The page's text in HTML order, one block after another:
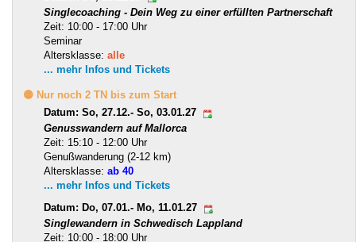
Singlecoaching - Dein Weg zu einer erfüllten Partnerschaft
Zeit: 10:00 - 17:00 Uhr
Seminar
Altersklasse: alle
... mehr Infos und Tickets
🟡 Nur noch 2 TN bis zum Start
Datum: So, 27.12.- So, 03.01.27
Genusswandern auf Mallorca
Zeit: 15:10 - 12:00 Uhr
Genußwanderung (2-12 km)
Altersklasse: ab 40
... mehr Infos und Tickets
Datum: Do, 07.01.- Mo, 11.01.27
Singlewandern in Schwedisch Lappland
Zeit: 10:00 - 18:00 Uhr